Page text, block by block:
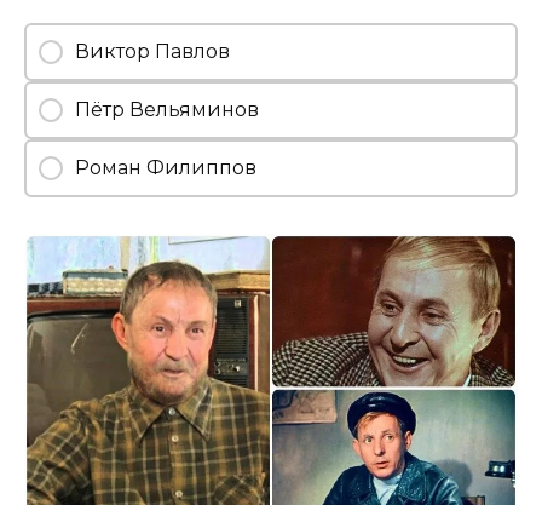
Виктор Павлов
Пётр Вельяминов
Роман Филиппов